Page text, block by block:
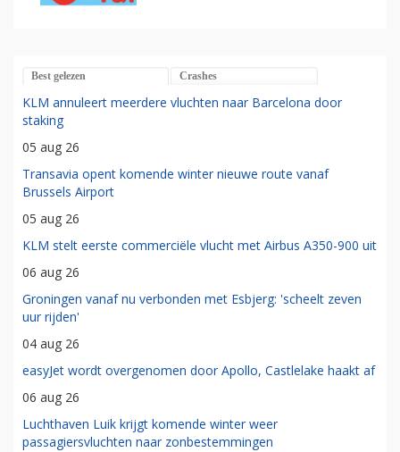
Best gelezen Crashes
KLM annuleert meerdere vluchten naar Barcelona door
staking
05 aug 26
Transavia opent komende winter nieuwe route vanaf
Brussels Airport
05 aug 26
KLM stelt eerste commerciële vlucht met Airbus A350-900 uit
06 aug 26
Groningen vanaf nu verbonden met Esbjerg: 'scheelt zeven
uur rijden'
04 aug 26
easyJet wordt overgenomen door Apollo, Castlelake haakt af
06 aug 26
Luchthaven Luik krijgt komende winter weer
passagiersvluchten naar zonbestemmingen